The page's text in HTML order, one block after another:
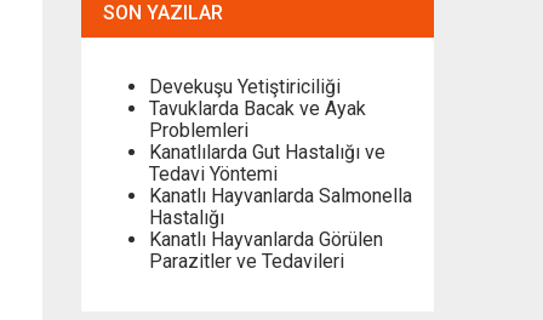
SON YAZILAR
Devekuşu Yetiştiriciliği
Tavuklarda Bacak ve Ayak
Problemleri
Kanatlılarda Gut Hastalığı ve
Tedavi Yöntemi
Kanatlı Hayvanlarda Salmonella
Hastalığı
Kanatlı Hayvanlarda Görülen
Parazitler ve Tedavileri